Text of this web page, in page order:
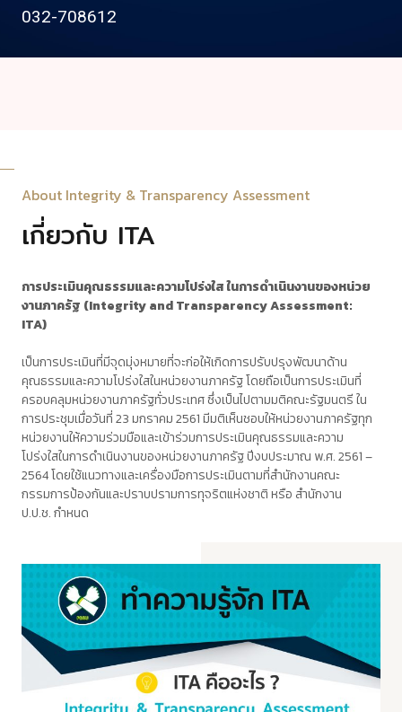
032-708612
About Integrity & Transparency Assessment
เกี่ยวกับ ITA
การประเมินคุณธรรมและความโปร่งใส ในการดำเนินงานของหน่วย
งานภาครัฐ (Integrity and Transparency Assessment:
ITA)
เป็นการประเมินที่มีจุดมุ่งหมายที่จะก่อให้เกิดการปรับปรุงพัฒนาด้าน
คุณธรรมและความโปร่งใสในหน่วยงานภาครัฐ โดยถือเป็นการประเมินที่
ครอบคลุมหน่วยงานภาครัฐทั่วประเทศ ซึ่งเป็นไปตามมติคณะรัฐมนตรี ใน
การประชุมเมื่อวันที่ 23 มกราคม 2561 มีมติเห็นชอบให้หน่วยงานภาครัฐทุก
หน่วยงานให้ความร่วมมือและเข้าร่วมการประเมินคุณธรรมและความ
โปร่งใสในการดำเนินงานของหน่วยงานภาครัฐ ปีงบประมาณ พ.ศ. 2561 –
2564 โดยใช้แนวทางและเครื่องมือการประเมินตามที่สำนักงานคณะ
กรรมการป้องกันและปราบปรามการทุจริตแห่งชาติ หรือ สำนักงาน
ป.ป.ช. กำหนด